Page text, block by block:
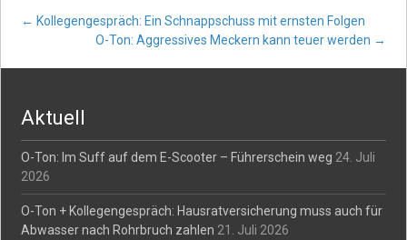
Post
← Kollegengespräch: Ein Schnappschuss mit ernsten Folgen
O-Ton: Aggressives Meckern kann teuer werden →
Aktuell
O-Ton: Im Suff auf dem E-Scooter – Führerschein weg 24. Juli
2026
O-Ton + Kollegengespräch: Hausratversicherung muss auch für
Abwasser nach Rohrbruch zahlen 21. Juli 2026